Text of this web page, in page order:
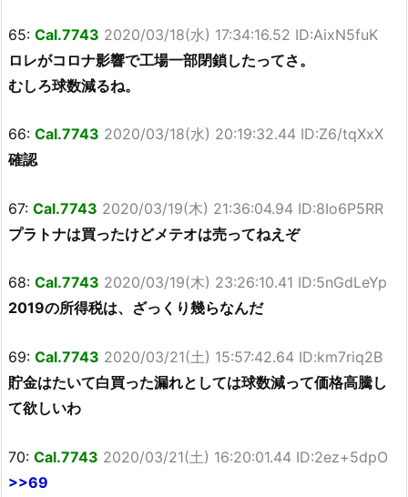
65: Cal.7743 2020/03/18(水) 17:34:16.52 ID:AixN5fuK
ロレがコロナ影響で工場一部閉鎖したってさ。
むしろ球数減るね。
66: Cal.7743 2020/03/18(水) 20:19:32.44 ID:Z6/tqXxX
確認
67: Cal.7743 2020/03/19(木) 21:36:04.94 ID:8Io6P5RR
プラトナは買ったけどメテオは売ってねえぞ
68: Cal.7743 2020/03/19(木) 23:26:10.41 ID:5nGdLeYp
2019の所得税は、ざっくり幾らなんだ
69: Cal.7743 2020/03/21(土) 15:57:42.64 ID:km7riq2B
貯金はたいて白買った漏れとしては球数減って価格高騰し
て欲しいわ
70: Cal.7743 2020/03/21(土) 16:20:01.44 ID:2ez+5dpO
>>69